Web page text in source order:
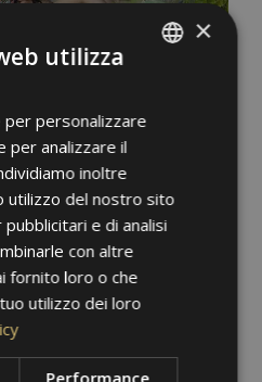
GERMAN
×
utilizza
per personalizzare
per analizzare il
inoltre
utilizzo del nostro sito
e di analisi
con altre
fornito loro o che
utilizzo dei loro
Performance